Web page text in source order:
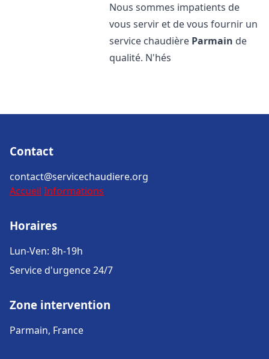
Nous sommes impatients de
vous servir et de vous fournir un
service chaudière Parmain de
qualité. N'hés
Contact
contact@servicechaudiere.org
Accueil Informations
Horaires
Lun-Ven: 8h-19h
Service d'urgence 24/7
Zone intervention
Parmain, France